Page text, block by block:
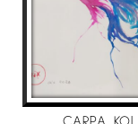
Solsonès ,
Museu
,Lleida
–Sala Coma
CARPA KOI